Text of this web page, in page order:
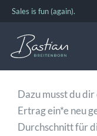
Zum
springen
Sales is fun (again).
EVENTS &
Dazu musst du
Ertrag ein*e neu
Durchschnitt für